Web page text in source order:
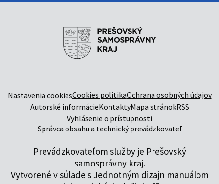
Nastavenia cookiesCookies politikaOchrana osobných údajov
Autorské informácieKontaktyMapa stránokRSS
Vyhlásenie o prístupnosti
Správca obsahu a technický prevádzkovateľ
Prevádzkovateľom služby je Prešovský
samosprávny kraj.
Vytvorené v súlade s Jednotným dizajn manuálom